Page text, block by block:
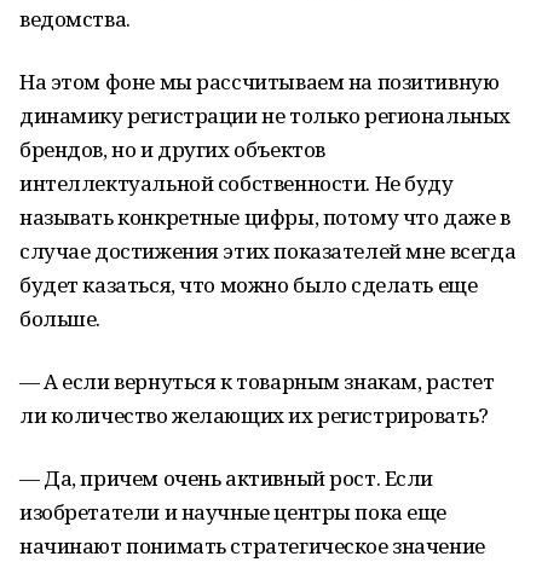
ведомства.
На этом фоне мы рассчитываем на позитивную
динамику регистрации не только региональных
брендов, но и других объектов
интеллектуальной собственности. Не буду
называть конкретные цифры, потому что даже в
случае достижения этих показателей мне всегда
будет казаться, что можно было сделать еще
больше.
— А если вернуться к товарным знакам, растет
ли количество желающих их регистрировать?
— Да, причем очень активный рост. Если
изобретатели и научные центры пока еще
начинают понимать стратегическое значение